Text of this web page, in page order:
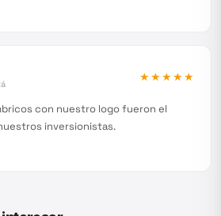
★★★★★
con nuestro logo fueron el
inversionistas.